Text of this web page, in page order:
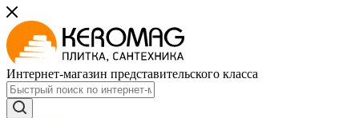
Интернет-магазин представительского класса